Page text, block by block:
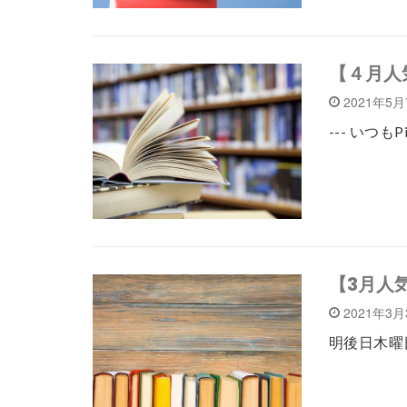
【４月
2021年5
--- いつも
【3月
2021年3
明後日木